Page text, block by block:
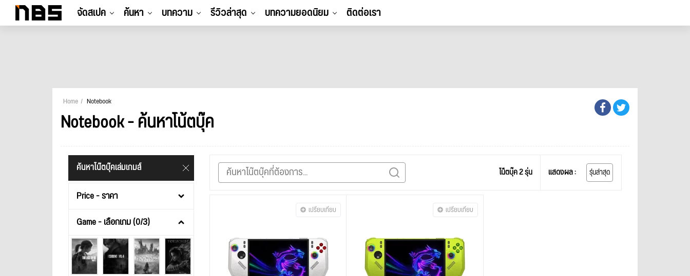
จัดสเปค ค้นหา บทความ รีวิวล่าสุด บทความยอดนิยม ติดต่อเรา
Home Notebook
Notebook - ค้นหาโน้ตบุ๊ค
ค้นหาโน๊ตบุ๊คเล่มเกมส์
Price - ราคา
Game - เลือกเกม (0/3)
โน็ตบุ๊ค 2 รุ่น แสดงผล : รุ่นล่าสุด
เปรียบเทียบ เปรียบเทียบ